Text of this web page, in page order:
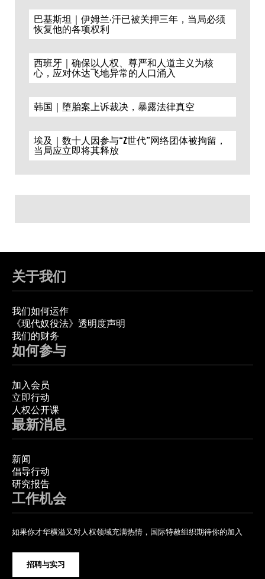
巴基斯坦｜伊姆兰·汗已被关押三年，当局必须
恢复他的各项权利
西班牙｜确保以人权、尊严和人道主义为核
心，应对休达飞地异常的人口涌入
韩国｜堕胎案上诉裁决，暴露法律真空
埃及｜数十人因参与“Z世代”网络团体被拘留，
当局应立即将其释放
关于我们
我们如何运作
《现代奴役法》透明度声明
我们的财务
如何参与
加入会员
立即行动
人权公开课
最新消息
新闻
倡导行动
研究报告
工作机会
如果你才华横溢又对人权领域充满热情，国际特赦组织期待你的加入
招聘与实习